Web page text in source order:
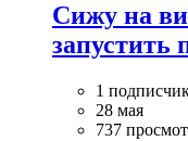
Сижу на
запустить
1
28 мая
737